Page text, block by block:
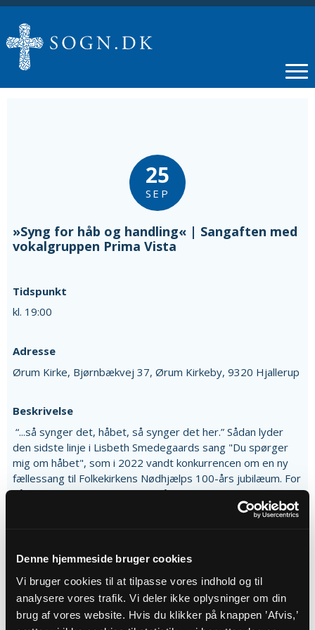
Denne hjemmeside bruger cookies
Vi bruger cookies til at tilpasse vores indhold og til
analysere vores trafik. Vi deler ikke oplysninger om din
brug af vores website. Hvis du klikker på knappen ’Afvis,’
25
SEP
»Syng for håb og handling« | Sangaften med
vokalgruppen Prima Vista
Tidspunkt
kl. 19:00
Adresse
Ørum Kirke, Bjørnbækvej 37, Ørum Kirkeby, 9320 Hjallerup
Beskrivelse
“...så synger det, håbet, så synger det her.” Sådan lyder
den sidste linje i Lisbeth Smedegaards sang "Du spørger
mig om håbet", som i 2022 vandt konkurrencen om en ny
fællessang til Folkekirkens Nødhjælps 100-års jubilæum. For
når vi synger sammen, spirer håbet. Sang kan give mod og
styrke til at handle – også i en verden med store
det, vi tror på og længes efter. Vokalgruppen Prima Vista
korsatser undervejs. Ved klaveret sidder organist Lasse
Christensen, som også leder koret. Torsdag den 25.
september i Ørum Kirke kl. 19. Gratis entré. Følg